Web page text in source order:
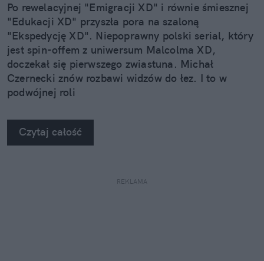
Po rewelacyjnej "Emigracji XD" i równie śmiesznej
"Edukacji XD" przyszła pora na szaloną
"Ekspedycję XD". Niepoprawny polski serial, który
jest spin-offem z uniwersum Malcolma XD,
doczekał się pierwszego zwiastuna. Michał
Czernecki znów rozbawi widzów do łez. I to w
podwójnej roli
Czytaj całość
REKLAMA